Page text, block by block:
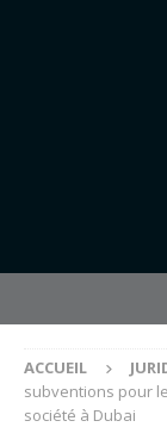
ACCUEIL
subventions pour
société à Dubai